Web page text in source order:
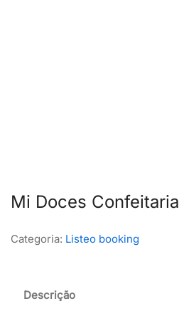
Mi Doces Confeitaria
Categoria: Listeo booking
Descrição